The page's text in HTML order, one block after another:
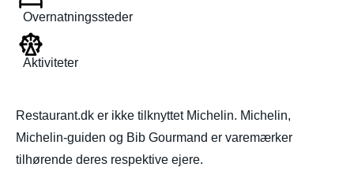
Overnatningssteder
Aktiviteter
Restaurant.dk er ikke tilknyttet Michelin. Michelin,
Michelin-guiden og Bib Gourmand er varemærker
tilhørende deres respektive ejere.